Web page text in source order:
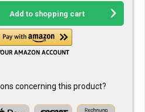
Add to shopping cart
concerning this product?